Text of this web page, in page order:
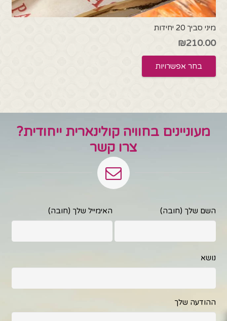
מיני סביך 20 יחידות
₪210.00
בחר אפשרויות
לבחור
את
האפשרויות
בעמוד
המוצר
מעוניינים בחוויה קולינארית ייחודית?
צרו קשר
השם שלך (חובה) האימייל שלך (חובה)
נושא
ההודעה שלך